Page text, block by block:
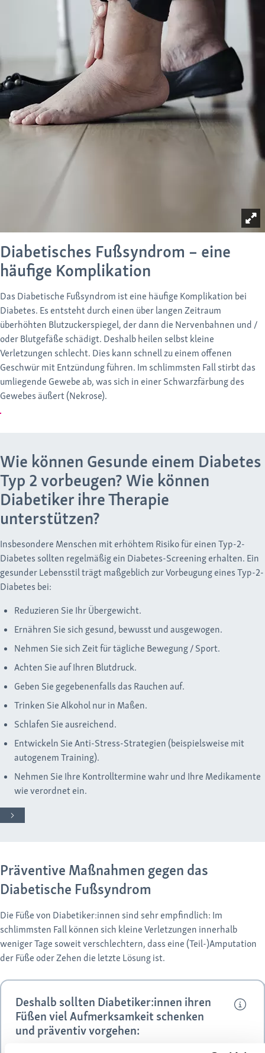
Diabetisches Fußsyndrom – eine
häufige Komplikation
Das Diabetische Fußsyndrom ist eine häufige Komplikation bei
Diabetes. Es entsteht durch einen über langen Zeitraum
überhöhten Blutzuckerspiegel, der dann die Nervenbahnen und /
oder Blutgefäße schädigt. Deshalb heilen selbst kleine
Verletzungen schlecht. Dies kann schnell zu einem offenen
Geschwür mit Entzündung führen. Im schlimmsten Fall stirbt das
umliegende Gewebe ab, was sich in einer Schwarzfärbung des
Gewebes äußert (Nekrose).
Wie können Gesunde einem Diabetes
Typ 2 vorbeugen? Wie können
Diabetiker ihre Therapie
unterstützen?
Insbesondere Menschen mit erhöhtem Risiko für einen Typ-2-
Diabetes sollten regelmäßig ein Diabetes-Screening erhalten. Ein
gesunder Lebensstil trägt maßgeblich zur Vorbeugung eines Typ-2-
Diabetes bei:
Reduzieren Sie Ihr Übergewicht.
Ernähren Sie sich gesund, bewusst und ausgewogen.
Nehmen Sie sich Zeit für tägliche Bewegung / Sport.
Achten Sie auf Ihren Blutdruck.
Geben Sie gegebenenfalls das Rauchen auf.
Trinken Sie Alkohol nur in Maßen.
Schlafen Sie ausreichend.
Entwickeln Sie Anti-Stress-Strategien (beispielsweise mit
autogenem Training).
Nehmen Sie Ihre Kontrolltermine wahr und Ihre Medikamente
wie verordnet ein.
Präventive Maßnahmen gegen das
Diabetische Fußsyndrom
Die Füße von Diabetiker:innen sind sehr empfindlich: Im
schlimmsten Fall können sich kleine Verletzungen innerhalb
weniger Tage soweit verschlechtern, dass eine (Teil-)Amputation
der Füße oder Zehen die letzte Lösung ist.
Deshalb sollten Diabetiker:innen ihren
Füßen viel Aufmerksamkeit schenken
und präventiv vorgehen: